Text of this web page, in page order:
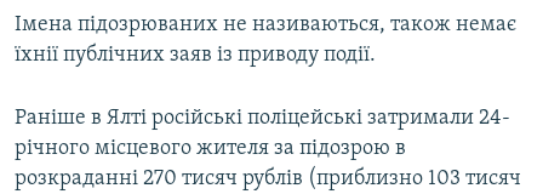
Імена підозрюваних не називаються, також немає
їхнії публічних заяв із приводу події.
Раніше в Ялті російські поліцейські затримали 24-
річного місцевого жителя за підозрою в
розкраданні 270 тисяч рублів (приблизно 103 тисяч